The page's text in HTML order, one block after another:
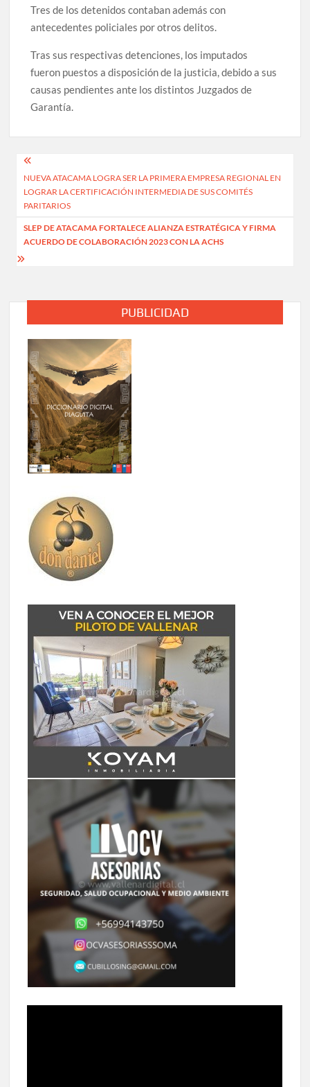
Tres de los detenidos contaban además con
antecedentes policiales por otros delitos.
Tras sus respectivas detenciones, los imputados
fueron puestos a disposición de la justicia, debido a sus
causas pendientes ante los distintos Juzgados de
Garantía.
Navegación
de
entradas
NUEVA ATACAMA LOGRA SER LA PRIMERA EMPRESA REGIONAL EN
LOGRAR LA CERTIFICACIÓN INTERMEDIA DE SUS COMITÉS
PARITARIOS
SLEP DE ATACAMA FORTALECE ALIANZA ESTRATÉGICA Y FIRMA
ACUERDO DE COLABORACIÓN 2023 CON LA ACHS
PUBLICIDAD